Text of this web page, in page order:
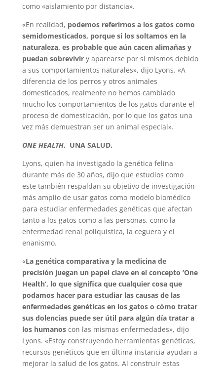
como «aislamiento por distancia».
«En realidad, podemos referirnos a los gatos como
semidomesticados, porque si los soltamos en la
naturaleza, es probable que aún cacen alimañas y
puedan sobreviviry aparearse por sí mismos debido
a sus comportamientos naturales», dijo Lyons. «A
diferencia de los perros y otros animales
domesticados, realmente no hemos cambiado
mucho los comportamientos de los gatos durante el
proceso de domesticación, por lo que los gatos una
vez más demuestran ser un animal especial».
ONE HEALTH. UNA SALUD.
Lyons, quien ha investigado la genética felina
durante más de 30 años, dijo que estudios como
este también respaldan su objetivo de investigación
más amplio de usar gatos como modelo biomédico
para estudiar enfermedades genéticas que afectan
tanto a los gatos como a las personas, como la
enfermedad renal poliquística, la ceguera y el
enanismo.
«La genética comparativa y la medicina de
precisión juegan un papel clave en el concepto ‘One
Health’, lo que significa que cualquier cosa que
podamos hacer para estudiar las causas de las
enfermedades genéticas en los gatos o cómo tratar
sus dolencias puede ser útil para algún día tratar a
los humanoscon las mismas enfermedades», dijo
Lyons. «Estoy construyendo herramientas genéticas,
recursos genéticos que en última instancia ayudan a
mejorar la salud de los gatos. Al construir estas